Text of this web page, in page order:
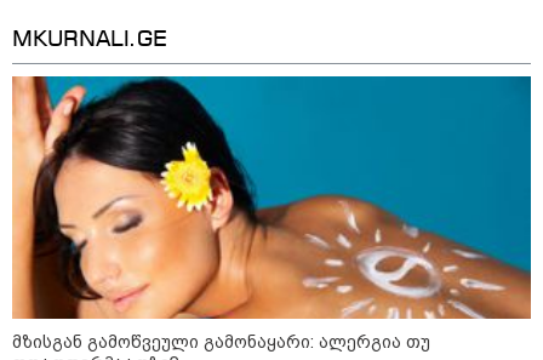
ეს დღე გამოირჩევა სტაბილური და მშვიდი ენერგიით. კარგი
პერიოდია დაწყებული საქმეების ბოლომდე მოსაყვანად,
ფინანსური საკითხების გადასამოწმებლად და სამუშაო
სივრცის მოწესრიგებისთვის. თანმიმდევრული მოქმედება და
პრაქტიკული მიდგომა სასურველ შედეგს უდანაკარგოდ
მოგიტანთ.
როგორ მოვამზადოთ
ვეგეტარიანული ფალაფელი
MKURNALI.GE
მზისგან გამოწვეული გამონაყარი: ალერგია თუ